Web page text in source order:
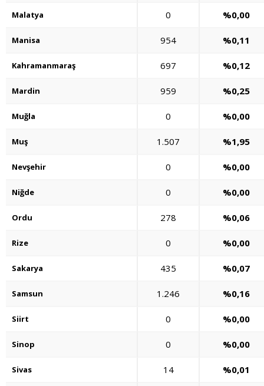
Malatya 0 %0,00
Manisa 954 %0,11
Kahramanmaraş 697 %0,12
Mardin 959 %0,25
Muğla 0 %0,00
Muş 1.507 %1,95
Nevşehir 0 %0,00
Niğde 0 %0,00
Ordu 278 %0,06
Rize 0 %0,00
Sakarya 435 %0,07
Samsun 1.246 %0,16
Siirt 0 %0,00
Sinop 0 %0,00
Sivas 14 %0,01